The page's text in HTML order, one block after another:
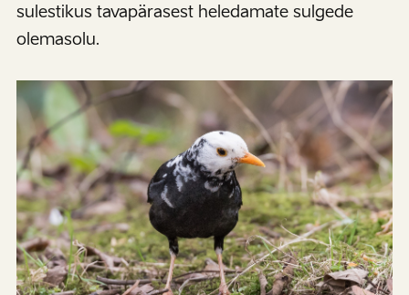
sulestikus tavapärasest heledamate sulgede
olemasolu.